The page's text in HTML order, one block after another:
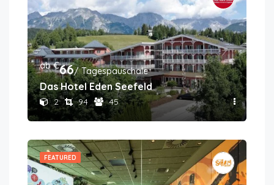
ab €66/ Tagespauschale
Das Hotel Eden Seefeld
2 94 45
FEATURED